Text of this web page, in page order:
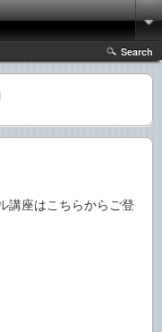
Search
講座はこちらからご登